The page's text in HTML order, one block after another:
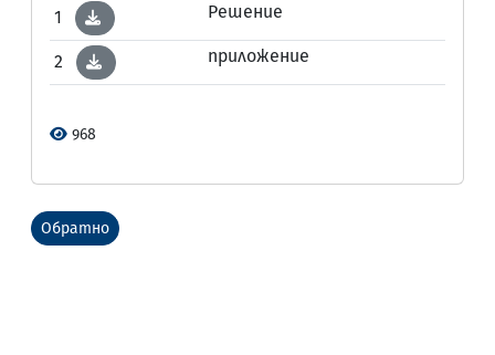
1 Решение
2 приложение
968
Обратно